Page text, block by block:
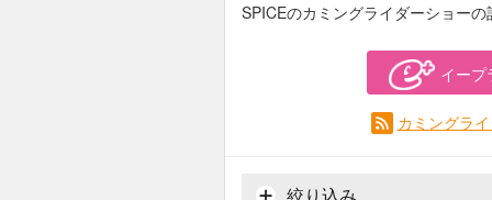
SPICEのカミングライダーショー
イープ
カミングラ